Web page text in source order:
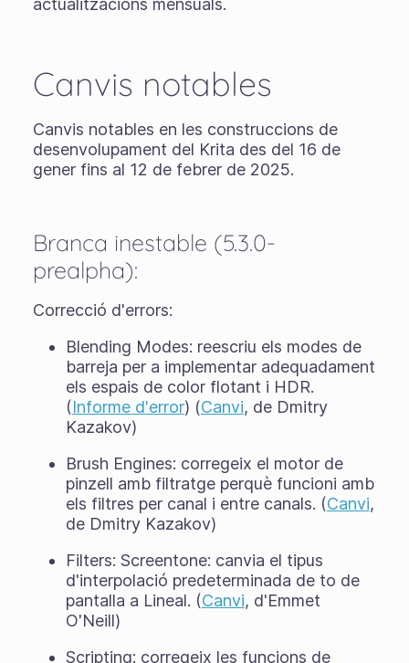
actualitzacions mensuals.
Canvis notables
Canvis notables en les construccions de
desenvolupament del Krita des del 16 de
gener fins al 12 de febrer de 2025.
Branca inestable (5.3.0-
prealpha):
Correcció d'errors:
Blending Modes: reescriu els modes de
barreja per a implementar adequadament
els espais de color flotant i HDR.
(Informe d'error) (Canvi, de Dmitry
Kazakov)
Brush Engines: corregeix el motor de
pinzell amb filtratge perquè funcioni amb
els filtres per canal i entre canals. (Canvi,
de Dmitry Kazakov)
Filters: Screentone: canvia el tipus
d'interpolació predeterminada de to de
pantalla a Lineal. (Canvi, d'Emmet
O'Neill)
Scripting: corregeix les funcions de